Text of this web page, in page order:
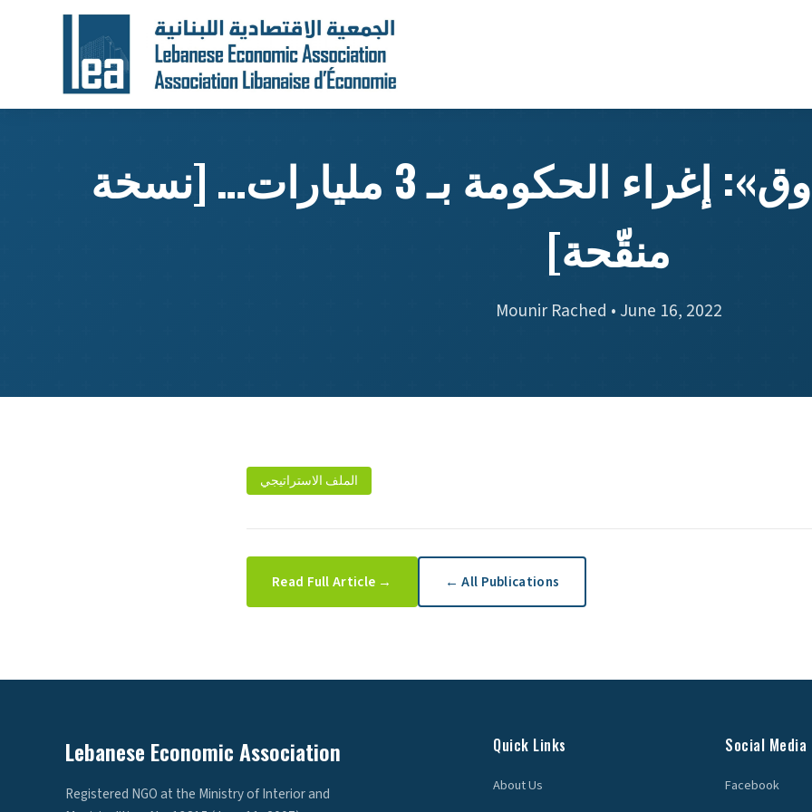
استراتيجية «الصندوق»: إغراء الحكومة بـ 3 مليارات… [نسخة
منقّحة]
Mounir Rached • June 16, 2022
الملف الاستراتيجي
Read Full Article → ← All Publications
Lebanese Economic Association
Registered NGO at the Ministry of Interior and
Quick Links
About Us
Social Media
Facebook